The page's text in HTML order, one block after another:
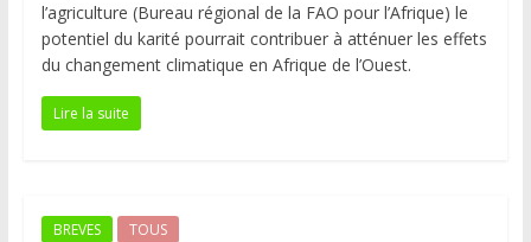
l’agriculture (Bureau régional de la FAO pour l’Afrique) le
potentiel du karité pourrait contribuer à atténuer les effets
du changement climatique en Afrique de l’Ouest.
Lire la suite
BREVES TOUS